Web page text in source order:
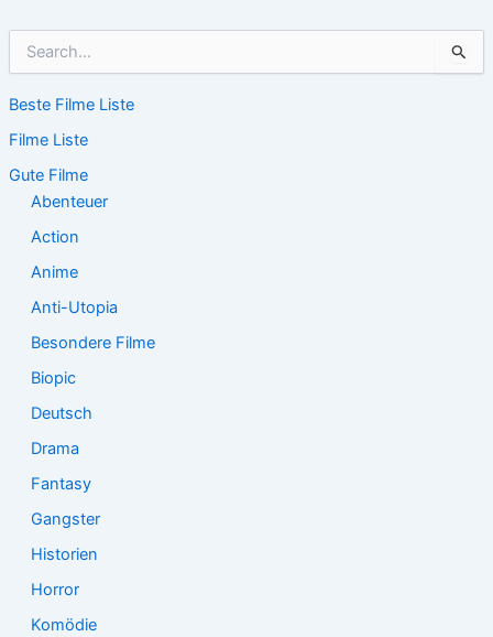
h
n
n
Beste Filme Liste
Filme Liste
Gute Filme
Abenteuer
Action
Anime
Anti-Utopia
Besondere Filme
Biopic
Deutsch
Drama
Fantasy
Gangster
Historien
Horror
Komödie